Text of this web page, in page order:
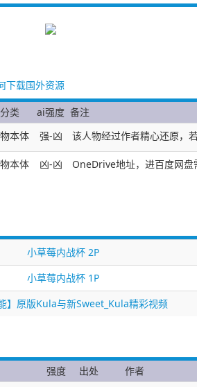
下载国外资源
分类 ai强度 备注
本体 强-凶 该人物经过作者精心还原，
本体 凶-凶 OneDrive地址，进百度网
小草莓内战杯 2P
小草莓内战杯 1P
】原版Kula与新Sweet_Kula精彩视频
强度 出处
作者